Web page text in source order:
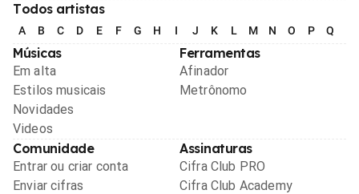
Todos artistas
A B C D E F G H I J K L M N O P Q
Músicas
Em alta
Estilos musicais
Novidades
Videos
Ferramentas
Afinador
Metrônomo
Comunidade
Entrar ou criar conta
Enviar cifras
Assinaturas
Cifra Club PRO
Cifra Club Academy